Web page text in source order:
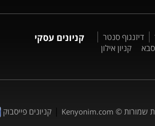
דיזנגוף סנטר
קניון אילון
קניונים עסקי
שמורות © Kenyonim.com
|קניונים פייסבוק